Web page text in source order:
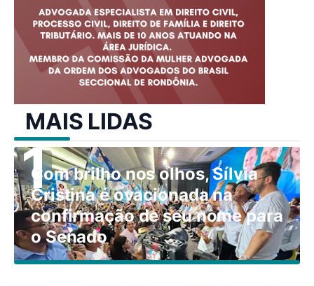
MAIS LIDAS
Com brilho nos olhos, Sílvia
Cristina é ovacionada na
confirmação de seu nome para
o Senado